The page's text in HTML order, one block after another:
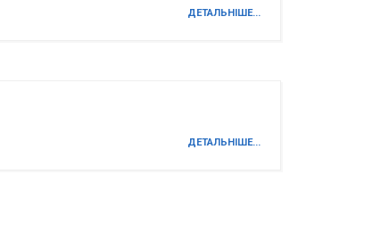
ДЕТАЛЬНІШЕ...
ДЕТАЛЬНІШЕ...